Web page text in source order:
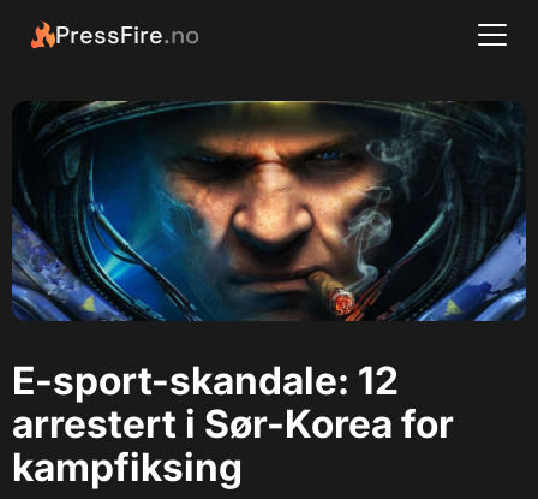
PressFire.no
E-sport-skandale: 12
arrestert i Sør-Korea for
kampfiksing